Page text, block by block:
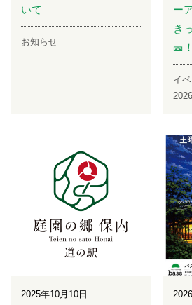
いて
お知らせ
ー
き
🎫！
イ
2025年10月10日